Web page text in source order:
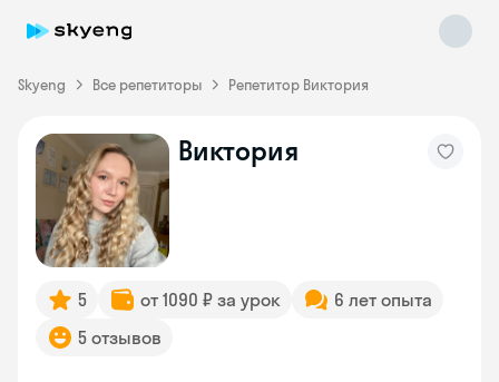
Skyeng Все репетиторы Репетитор Виктория
Виктория
5 от 1090 ₽ за урок
6 лет опыта
5 отзывов
Skyeng Chat
online